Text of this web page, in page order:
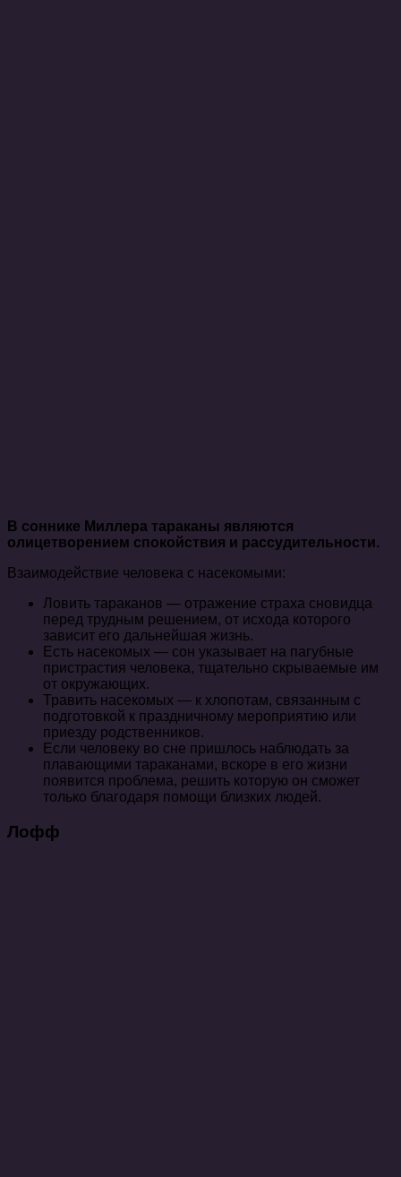
В соннике Миллера тараканы являются
олицетворением спокойствия и рассудительности.
Взаимодействие человека с насекомыми:
Ловить тараканов — отражение страха сновидца
перед трудным решением, от исхода которого
зависит его дальнейшая жизнь.
Есть насекомых — сон указывает на пагубные
пристрастия человека, тщательно скрываемые им
от окружающих.
Травить насекомых — к хлопотам, связанным с
подготовкой к праздничному мероприятию или
приезду родственников.
Если человеку во сне пришлось наблюдать за
плавающими тараканами, вскоре в его жизни
появится проблема, решить которую он сможет
только благодаря помощи близких людей.
Лофф